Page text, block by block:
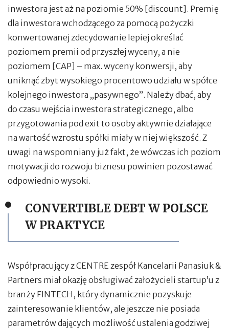
inwestora jest aż na poziomie 50% [discount]. Premię
dla inwestora wchodzącego za pomocą pożyczki
konwertowanej zdecydowanie lepiej określać
poziomem premii od przyszłej wyceny, a nie
poziomem [CAP] – max. wyceny konwersji, aby
uniknąć zbyt wysokiego procentowo udziału w spółce
kolejnego inwestora „pasywnego”. Należy dbać, aby
do czasu wejścia inwestora strategicznego, albo
przygotowania pod exit to osoby aktywnie działające
na wartość wzrostu spółki miały w niej większość. Z
uwagi na wspomniany już fakt, że wówczas ich poziom
motywacji do rozwoju biznesu powinien pozostawać
odpowiednio wysoki.
CONVERTIBLE DEBT W POLSCE
W PRAKTYCE
Współpracujący z CENTRE zespół Kancelarii Panasiuk &
Partners miał okazję obsługiwać założycieli startup’u z
branży FINTECH, który dynamicznie pozyskuje
zainteresowanie klientów, ale jeszcze nie posiada
parametrów dających możliwość ustalenia godziwej